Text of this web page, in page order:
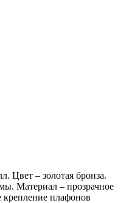
Цвет – золотая бронза.
Материал – прозрачное
крепление плафонов